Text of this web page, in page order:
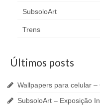
SubsoloArt
Trens
Últimos posts
Wallpapers para celular
SubsoloArt – Exposição